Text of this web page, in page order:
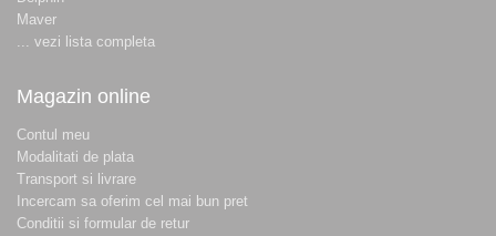
Maver
... vezi lista completa
Magazin online
Contul meu
Modalitati de plata
Transport si livrare
Incercam sa oferim cel mai bun pret
Conditii si formular de retur